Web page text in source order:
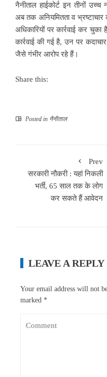
नैनीताल हाईकोर्ट इन तीनों उच्च
अब तक अनियमितता व भ्रष्टाचार
अधिकारियों पर कार्रवाई कर
कार्रवाई की गई है, उन पर
जैसे गंभीर आरोप रहे हैं।
Share this:
Posted in नैनीताल
Prev
सरकारी नौकरी : यहां निकली
भर्ती, 65 साल तक के लोग
कर सकते हैं आवेदन
LEAVE A REPLY
Your email address will not
marked *